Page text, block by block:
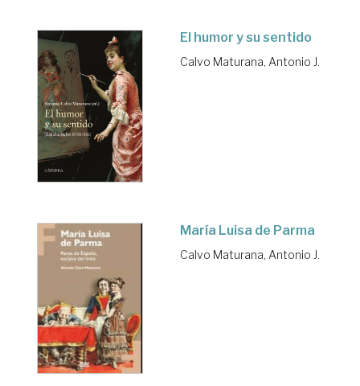
El humor y su sentido
Calvo Maturana, Antonio J.
María Luisa de Parma
Calvo Maturana, Antonio J.